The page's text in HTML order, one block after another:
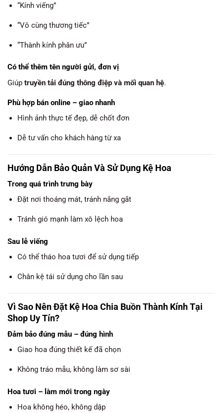
“Kính viếng”
“Vô cùng thương tiếc”
“Thành kính phân ưu”
Có thể thêm tên người gửi, đơn vị
Giúp truyền tải đúng thông điệp và mối quan hệ.
Phù hợp bán online – giao nhanh
Hình ảnh thực tế đẹp, dễ chốt đơn
Dễ tư vấn cho khách hàng từ xa
Hướng Dẫn Bảo Quản Và Sử Dụng Kệ Hoa
Trong quá trình trưng bày
Đặt nơi thoáng mát, tránh nắng gắt
Tránh gió mạnh làm xô lệch hoa
Sau lễ viếng
Có thể tháo hoa tươi để sử dụng tiếp
Chân kệ tái sử dụng cho lần sau
Vì Sao Nên Đặt Kệ Hoa Chia Buồn Thành Kính Tại
Shop Uy Tín?
Đảm bảo đúng mẫu – đúng hình
Giao hoa đúng thiết kế đã chọn
Không tráo mẫu, không làm sơ sài
Hoa tươi – làm mới trong ngày
Hoa không héo, không dập